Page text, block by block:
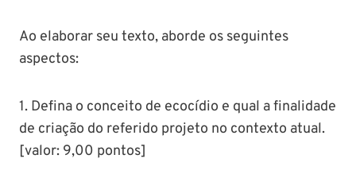
Ao elaborar seu texto, aborde os seguintes
aspectos:
1. Defina o conceito de ecocídio e qual a finalidade
de criação do referido projeto no contexto atual.
[valor: 9,00 pontos]